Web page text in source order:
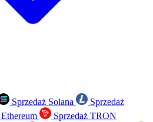
Sprzedaż Solana
Sprzedaż
Sprzedaż TRON